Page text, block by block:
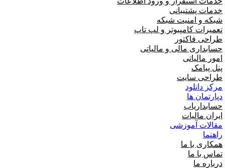
سخت افزار
تجهیزات فروشگاهی